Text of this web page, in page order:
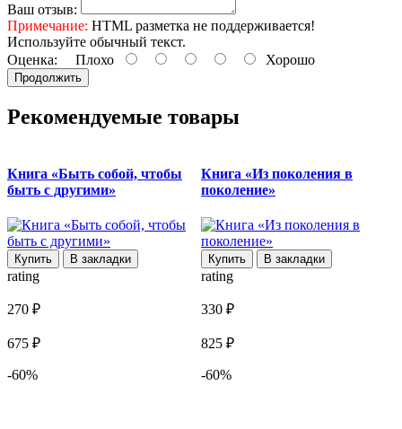
Ваш отзыв:
Примечание: HTML разметка не поддерживается!
Используйте обычный текст.
Оценка: Плохо Хорошо
Продолжить
Рекомендуемые товары
Книга «Быть собой, чтобы
быть с другими»
Купить В закладки
rating
270 ₽
675 ₽
-60%
Книга «Из поколения в
поколение»
Купить В закладки
rating
330 ₽
825 ₽
-60%